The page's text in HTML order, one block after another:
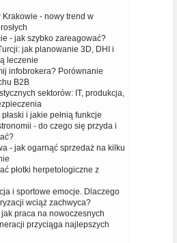
Krakowie - nowy trend w
- jak szybko zareagować?
jak planowanie 3D, DHI i
leczenie
infobrokera? Porównanie
B2B
sektorów: IT, produkcja,
i jakie pełnią funkcje
- do czego się przyda i
- jak ogarnąć sprzedaż na kilku
płotki herpetologiczne z
i sportowe emocje. Dlaczego
wciąż zachwyca?
praca na nowoczesnych
przyciąga najlepszych